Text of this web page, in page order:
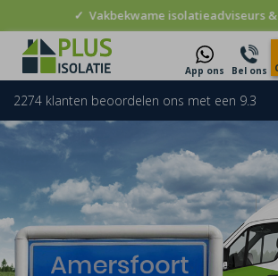
✓ Vakbekwame isolatieadviseurs
App ons Bel ons
2274 klanten beoordelen ons met een 9.3